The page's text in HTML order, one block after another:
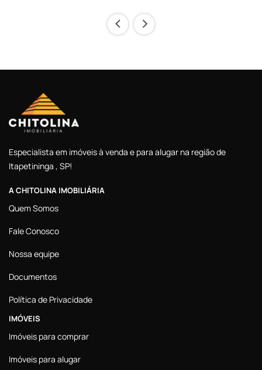
‹ ›
Especialista em imóveis à venda e para alugar na região de
Itapetininga , SP!
A CHITOLINA IMOBILIÁRIA
Quem Somos
Fale Conosco
Nossa equipe
Documentos
Política de Privacidade
IMÓVEIS
Imóveis para comprar
Imóveis para alugar